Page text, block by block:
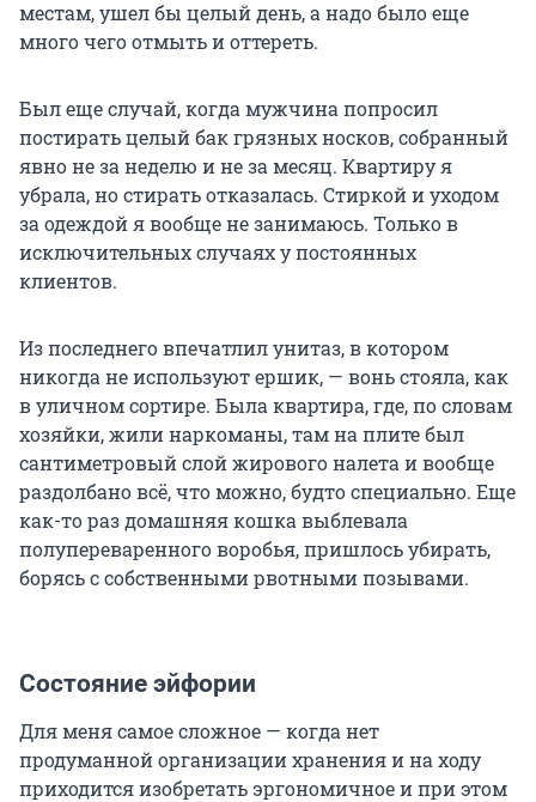
местам, ушел бы целый день, а надо было еще
много чего отмыть и оттереть.
Был еще случай, когда мужчина попросил
постирать целый бак грязных носков, собранный
явно не за неделю и не за месяц. Квартиру я
убрала, но стирать отказалась. Стиркой и уходом
за одеждой я вообще не занимаюсь. Только в
исключительных случаях у постоянных
клиентов.
Из последнего впечатлил унитаз, в котором
никогда не используют ершик, — вонь стояла, как
в уличном сортире. Была квартира, где, по словам
хозяйки, жили наркоманы, там на плите был
сантиметровый слой жирового налета и вообще
раздолбано всё, что можно, будто специально. Еще
как-то раз домашняя кошка выблевала
полупереваренного воробья, пришлось убирать,
борясь с собственными рвотными позывами.
Состояние эйфории
Для меня самое сложное — когда нет
продуманной организации хранения и на ходу
приходится изобретать эргономичное и при этом